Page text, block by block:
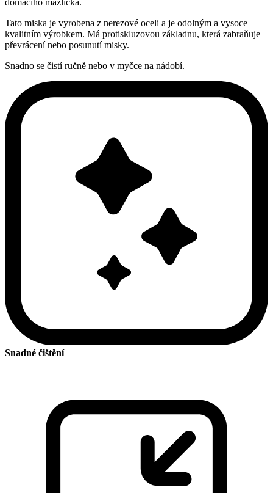
domácího mazlíčka.
Tato miska je vyrobena z nerezové oceli a je odolným a vysoce
kvalitním výrobkem. Má protiskluzovou základnu, která zabraňuje
převrácení nebo posunutí misky.
Snadno se čistí ručně nebo v myčce na nádobí.
Snadné čištění